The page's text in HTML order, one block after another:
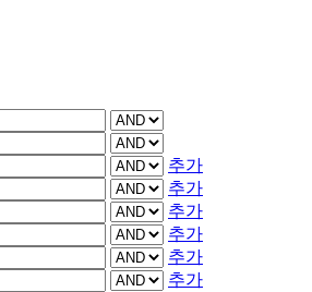
추가
추가
추가
추가
추가
추가